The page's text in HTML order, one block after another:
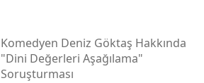
Komedyen Deniz Göktaş Hakkında
"dini Değerleri Aşağılama"
Soruşturması